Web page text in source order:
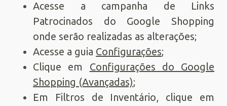
Acesse a campanha de Links
Patrocinados do Google Shopping
onde serão realizadas as alterações;
Acesse a guia Configurações;
Clique em Configurações do Google
Shopping (Avançadas);
Em Filtros de Inventário, clique em